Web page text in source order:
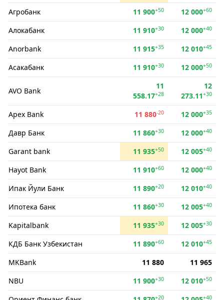
Агробанк 11 900+50 12 000+60
Алокабанк 11 910+30 12 000+40
Anorbank 11 915+35 12 010+45
Асакабанк 11 910+30 12 000+50
AVO Bank
11
558.17+28
12
273.11+30
Apex Bank 11 880-20 12 000+35
Давр Банк 11 860+30 12 000+40
Garant bank 11 935+50 12 005+40
Hayot Bank 11 910+60 12 000+40
Ипак Йули Банк 11 890+20 12 010+40
Ипотека банк 11 860+30 12 005+40
Kapitalbank 11 935+30 12 005+30
КДБ Банк Узбекистан 11 890+60 12 010+45
MKBank 11 880
11 965
NBU
11 900+30 12 010+50
+20 +40